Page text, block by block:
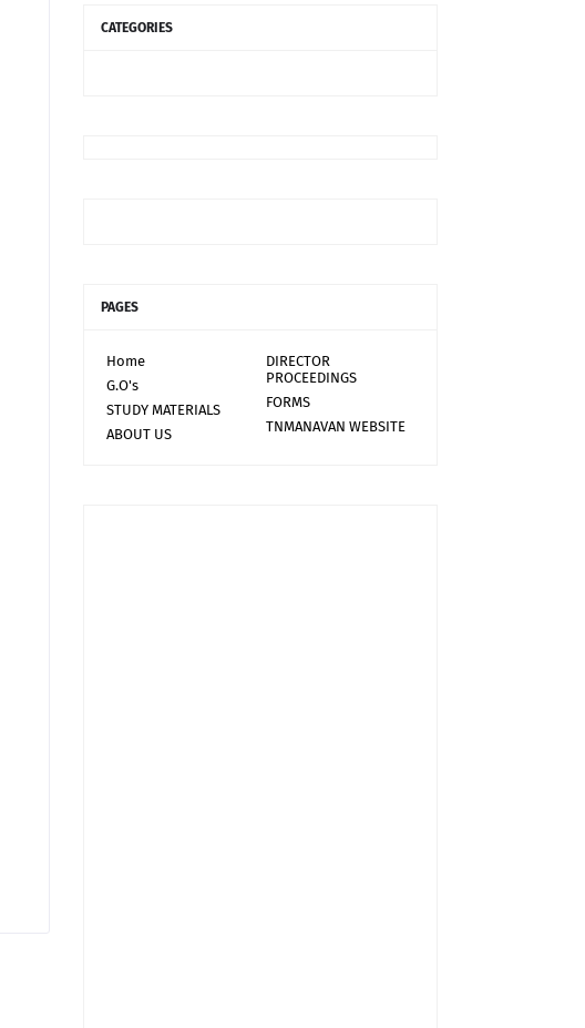
CATEGORIES
PAGES
Home
DIRECTOR
PROCEEDINGS
G.O's
FORMS
STUDY MATERIALS
TNMANAVAN WEBSITE
ABOUT US